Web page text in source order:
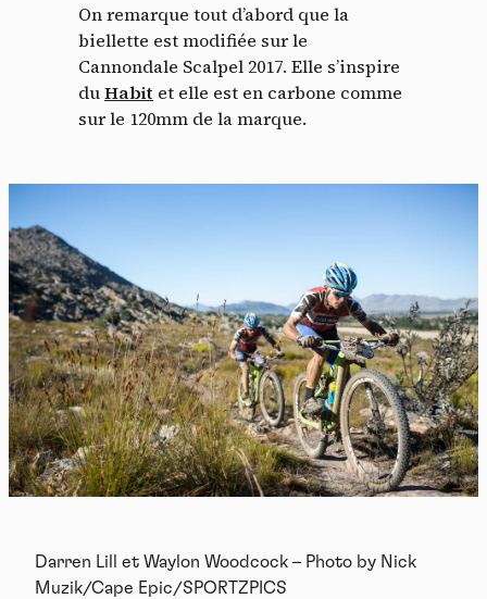
On remarque tout d’abord que la
biellette est modifiée sur le
Cannondale Scalpel 2017. Elle s’inspire
duHabit et elle est en carbone comme
sur le 120mm de la marque.
Darren Lill et Waylon Woodcock – Photo by Nick
Muzik/Cape Epic/SPORTZPICS